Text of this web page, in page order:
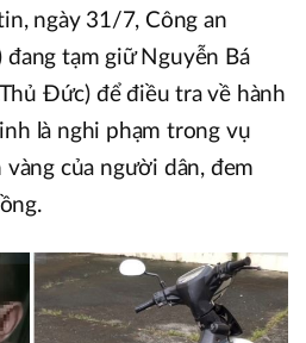
ngày 31/7, Công an
đang tạm giữ Nguyễn Bá
Đức) để điều tra về hành
là nghi phạm trong vụ
của người dân, đem